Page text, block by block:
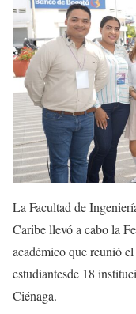
La Facultad de
Caribe llevó a cabo la
académico que reunió
estudiantesde 18
Ciénaga.